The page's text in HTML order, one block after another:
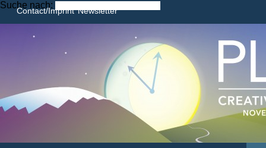
Suche nach:
follow us on twitter
watch us on youtube
Contact/Imprint Newsletter